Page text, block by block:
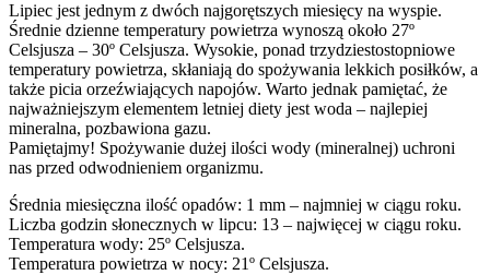
Lipiec jest jednym z dwóch najgorętszych miesięcy na wyspie.
Średnie dzienne temperatury powietrza wynoszą około 27º
Celsjusza – 30º Celsjusza. Wysokie, ponad trzydziestostopniowe
temperatury powietrza, skłaniają do spożywania lekkich posiłków, a
także picia orzeźwiających napojów. Warto jednak pamiętać, że
najważniejszym elementem letniej diety jest woda – najlepiej
mineralna, pozbawiona gazu.
Pamiętajmy! Spożywanie dużej ilości wody (mineralnej) uchroni
nas przed odwodnieniem organizmu.
Średnia miesięczna ilość opadów: 1 mm – najmniej w ciągu roku.
Liczba godzin słonecznych w lipcu: 13 – najwięcej w ciągu roku.
Temperatura wody: 25º Celsjusza.
Temperatura powietrza w nocy: 21º Celsjusza.